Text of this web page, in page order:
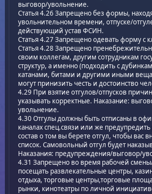
выговор/увольнение.
Статья 4.26 Запрещено без формы,
увольнительном времени, отпуске/
действующий устав ФСИН.
Статья 4.27 Запрещено одевать форму с
Статья 4.28 Запрещено
своим коллегам, другим сотрудникам
структур, а именно (подходить с
катанами, битами и другими иными
могут принизить честь и достоинство
4.29 При взятие отгулов/отпусков
указывать корректные. Наказание:
увольнение.
4.30 Отгулы должны быть отписаны в
каналах спец.связи или же
состав о том вы берете отгул, чтобы вас
список. Самовольный отгул будет
Наказания: предупреждения/выговор/
4.31 Запрещено во время рабочей
посещать развлекательные центры,
отдыха, торговые центры,торговые
рынки, кинотеатры по личной